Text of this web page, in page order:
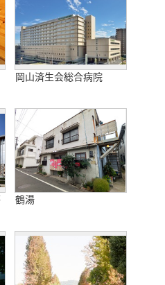
岡山済生会総合病院
鶴湯